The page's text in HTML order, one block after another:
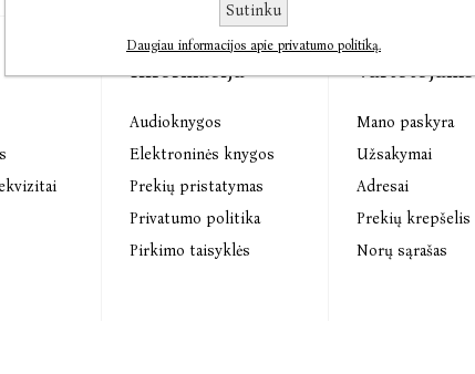
Informacija
Audioknygos
Elektroninės knygos
Prekių pristatymas
Privatumo politika
Pirkimo taisyklės
Vartotojams
Mano paskyra
Užsakymai
Adresai
Prekių krepšelis
Norų sąrašas
Sutinku
Daugiau informacijos apie privatumo politiką.